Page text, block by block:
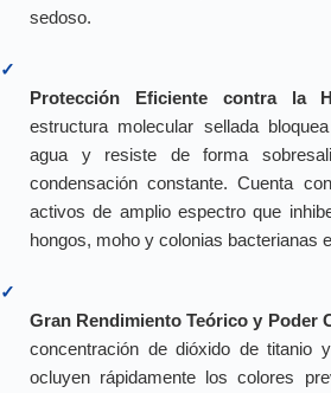
sedoso.
✓
Protección Eficiente contra la
estructura molecular sellada
agua y resiste de forma
condensación constante. Cuenta
activos de amplio espectro que
hongos, moho y colonias bacterianas
✓
Gran Rendimiento Teórico y Poder
concentración de dióxido de titanio
ocluyen rápidamente los colores